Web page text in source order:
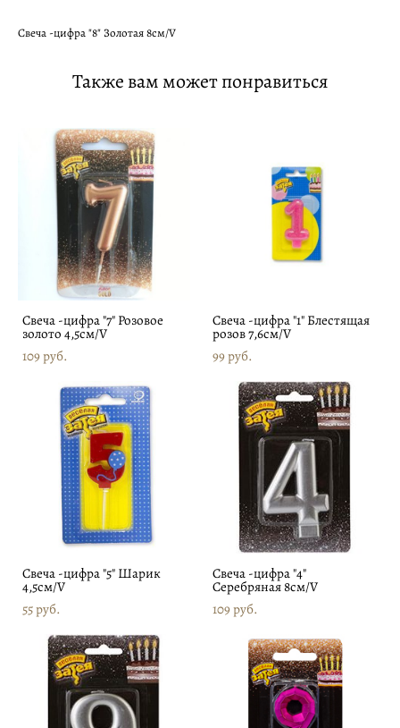
Свеча -цифра "8" Золотая 8см/V
Также вам может понравиться
Свеча -цифра "7" Розовое
золото 4,5см/V
109 pуб.
Свеча -цифра "1" Блестящая
розов 7,6см/V
99 pуб.
Свеча -цифра "5" Шарик
4,5см/V
55 pуб.
Свеча -цифра "4"
Серебряная 8см/V
109 pуб.